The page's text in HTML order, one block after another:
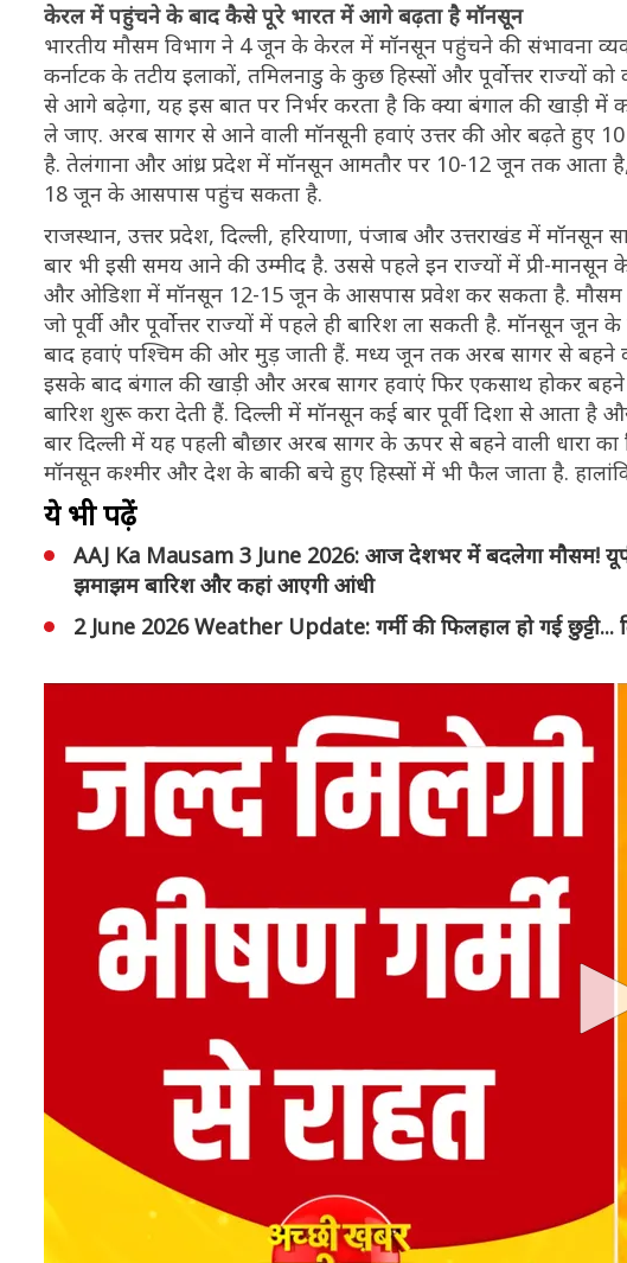
केरल में पहुंचने के बाद कैसे पूरे भारत में आगे बढ़ता है मॉनसून
भारतीय मौसम विभाग ने 4 जून के केरल में मॉनसून पहुंचने की संभावना
कर्नाटक के तटीय इलाकों, तमिलनाडु के कुछ हिस्सों और पूर्वोत्तर
से आगे बढ़ेगा, यह इस बात पर निर्भर करता है कि क्या बंगाल की खाड़ी
ले जाए. अरब सागर से आने वाली मॉनसूनी हवाएं उत्तर की ओर बढ़ते
है. तेलंगाना और आंध्र प्रदेश में मॉनसून आमतौर पर 10-12 जून तक आता
18 जून के आसपास पहुंच सकता है.
राजस्थान, उत्तर प्रदेश, दिल्ली, हरियाणा, पंजाब और उत्तराखंड में
बार भी इसी समय आने की उम्मीद है. उससे पहले इन राज्यों में प्री-
और ओडिशा में मॉनसून 12-15 जून के आसपास प्रवेश कर सकता है. मौसम
जो पूर्वी और पूर्वोत्तर राज्यों में पहले ही बारिश ला सकती है. मॉनसून
बाद हवाएं पश्चिम की ओर मुड़ जाती हैं. मध्य जून तक अरब सागर से बहने
इसके बाद बंगाल की खाड़ी और अरब सागर हवाएं फिर एकसाथ होकर बहने
बारिश शुरू करा देती हैं. दिल्ली में मॉनसून कई बार पूर्वी दिशा से आता है
बार दिल्ली में यह पहली बौछार अरब सागर के ऊपर से बहने वाली धारा
मॉनसून कश्मीर और देश के बाकी बचे हुए हिस्सों में भी फैल जाता है.
ये भी पढ़ें
AAJ Ka Mausam 3 June 2026: आज देशभर में बदलेगा मौसम!
झमाझम बारिश और कहां आएगी आंधी
2 June 2026 Weather Update: गर्मी की फिलहाल हो गई